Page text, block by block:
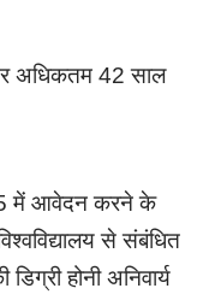
अधिकतम 42 साल
में आवेदन करने के
से संबंधित
होनी अनिवार्य